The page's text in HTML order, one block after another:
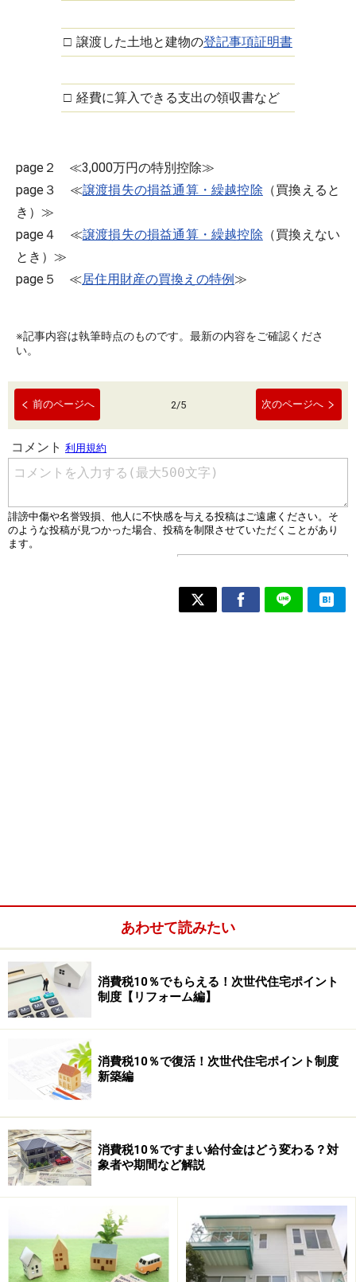
□ 譲渡した土地と建物の登記事項証明書
□ 経費に算入できる支出の領収書など
page２ ≪3,000万円の特別控除≫
page３ ≪譲渡損失の損益通算・繰越控除 （買換えると
き）≫
page４ ≪譲渡損失の損益通算・繰越控除 （買換えない
とき）≫
page５ ≪居住用財産の買換えの特例≫
※記事内容は執筆時点のものです。最新の内容をご確認くださ
い。
前のページへ 2/5 次のページへ
あわせて読みたい
消費税10％でもらえる！次世代住宅ポイント
制度【リフォーム編】
消費税10％で復活！次世代住宅ポイント制度
新築編
消費税10％ですまい給付金はどう変わる？対
象者や期間など解説